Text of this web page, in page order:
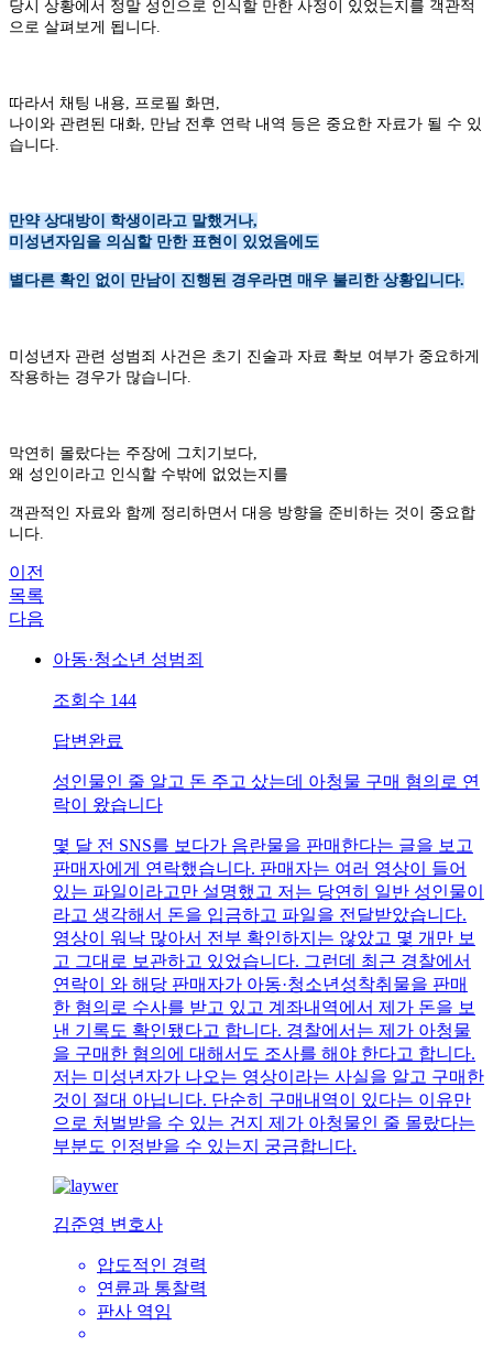
당시 상황에서 정말 성인으로 인식할 만한 사정이 있었는지를 객관적
으로 살펴보게 됩니다.
따라서 채팅 내용, 프로필 화면,
나이와 관련된 대화, 만남 전후 연락 내역 등은 중요한 자료가 될 수 있
습니다.
만약 상대방이 학생이라고 말했거나,
미성년자임을 의심할 만한 표현이 있었음에도
별다른 확인 없이 만남이 진행된 경우라면 매우 불리한 상황입니다.
미성년자 관련 성범죄 사건은 초기 진술과 자료 확보 여부가 중요하게
작용하는 경우가 많습니다.
막연히 몰랐다는 주장에 그치기보다,
왜 성인이라고 인식할 수밖에 없었는지를
객관적인 자료와 함께 정리하면서 대응 방향을 준비하는 것이 중요합
니다.
이전
목록
다음
아동·청소년 성범죄
조회수 144
답변완료
성인물인 줄 알고 돈 주고 샀는데 아청물 구매 혐의로 연
락이 왔습니다
몇 달 전 SNS를 보다가 음란물을 판매한다는 글을 보고
판매자에게 연락했습니다. 판매자는 여러 영상이 들어
있는 파일이라고만 설명했고 저는 당연히 일반 성인물이
라고 생각해서 돈을 입금하고 파일을 전달받았습니다.
영상이 워낙 많아서 전부 확인하지는 않았고 몇 개만 보
고 그대로 보관하고 있었습니다. 그런데 최근 경찰에서
연락이 와 해당 판매자가 아동·청소년성착취물을 판매
한 혐의로 수사를 받고 있고 계좌내역에서 제가 돈을 보
낸 기록도 확인됐다고 합니다. 경찰에서는 제가 아청물
을 구매한 혐의에 대해서도 조사를 해야 한다고 합니다.
저는 미성년자가 나오는 영상이라는 사실을 알고 구매한
것이 절대 아닙니다. 단순히 구매내역이 있다는 이유만
으로 처벌받을 수 있는 건지 제가 아청물인 줄 몰랐다는
부분도 인정받을 수 있는지 궁금합니다.
김준영 변호사
압도적인 경력
연륜과 통찰력
판사 역임